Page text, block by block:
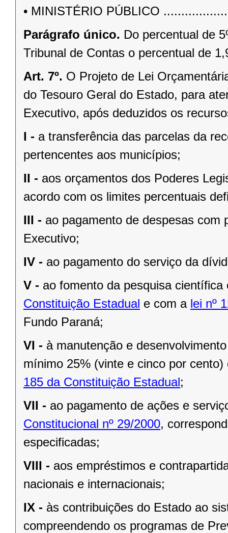
• MINISTÉRIO PÚBLICO
Parágrafo único. Do percentual de
Tribunal de Contas o percentual de
Art. 7º. O Projeto de Lei
do Tesouro Geral do Estado, para
Executivo, após deduzidos os
I - a transferência das parcelas da
pertencentes aos municípios;
II - aos orçamentos dos Poderes
acordo com os limites percentuais
III - ao pagamento de despesas com
Executivo;
IV - ao pagamento do serviço da
V - ao fomento da pesquisa
Constituição Estadual e com a lei nº
Fundo Paraná;
VI - à manutenção e
mínimo 25% (vinte e cinco por
185 da Constituição Estadual;
VII - ao pagamento de ações e
Constitucional nº 29/2000,
especificadas;
VIII - aos empréstimos e
nacionais e internacionais;
IX - às contribuições do Estado ao
compreendendo os programas de